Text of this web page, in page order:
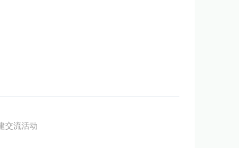
交流活动